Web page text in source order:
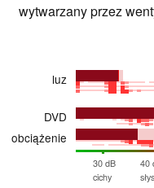
wytwarzany przez
luz
DVD
obciążenie
30 dB
cichy
40